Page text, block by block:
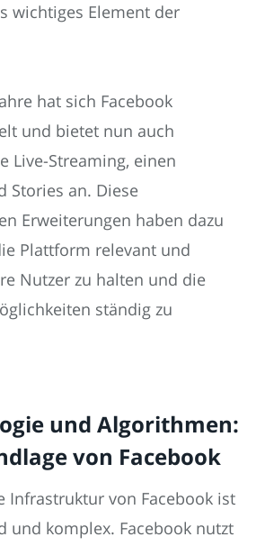
wichtiges Element der
hat sich Facebook
und bietet nun auch
Live-Streaming, einen
Stories an. Diese
Erweiterungen haben dazu
Plattform relevant und
Nutzer zu halten und die
ständig zu
und Algorithmen:
von Facebook
Infrastruktur von Facebook ist
und komplex. Facebook nutzt